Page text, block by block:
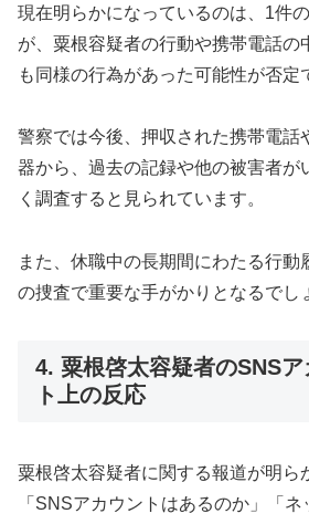
現在明らかになっているのは、1件
が、粟根容疑者の行動や携帯電話の
も同様の行為があった可能性が否定
警察では今後、押収された携帯電話
器から、過去の記録や他の被害者が
く調査すると見られています。
また、休職中の長期間にわたる行動
の捜査で重要な手がかりとなるでし
4. 粟根啓太容疑者のSNS
ト上の反応
粟根啓太容疑者に関する報道が明ら
「SNSアカウントはあるのか」「